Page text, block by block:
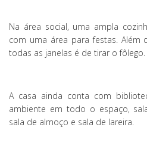
Na área social, uma ampla
com uma área para festas.
todas as janelas é de tirar o fôlego.
A casa ainda conta com
ambiente em todo o espaço,
sala de almoço e sala de lareira.